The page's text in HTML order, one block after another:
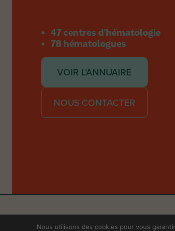
47 centres d'hématologie
78 hématologues
VOIR L'ANNUAIRE
NOUS CONTACTER
Nous utilisons des cookies pour vous